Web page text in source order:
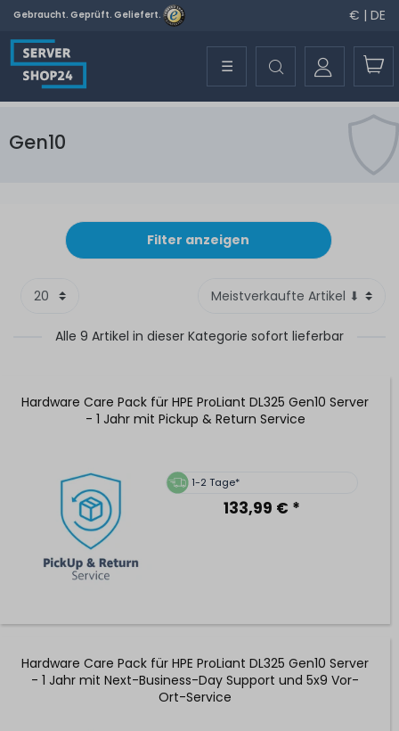
Gebraucht. Geprüft. Geliefert. € | DE
☰
Gen10
Filter anzeigen
Alle 9 Artikel in dieser Kategorie sofort lieferbar
Hardware Care Pack für HPE ProLiant DL325 Gen10 Server
- 1 Jahr mit Pickup & Return Service
1-2 Tage*
133,99 € *
Hardware Care Pack für HPE ProLiant DL325 Gen10 Server
- 1 Jahr mit Next-Business-Day Support und 5x9 Vor-
Ort-Service